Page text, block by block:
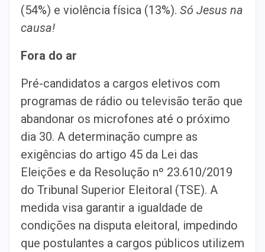
(54%) e violência física (13%). Só Jesus na
causa!
Fora do ar
Pré-candidatos a cargos eletivos com
programas de rádio ou televisão terão que
abandonar os microfones até o próximo
dia 30. A determinação cumpre as
exigências do artigo 45 da Lei das
Eleições e da Resolução nº 23.610/2019
do Tribunal Superior Eleitoral (TSE). A
medida visa garantir a igualdade de
condições na disputa eleitoral, impedindo
que postulantes a cargos públicos utilizem